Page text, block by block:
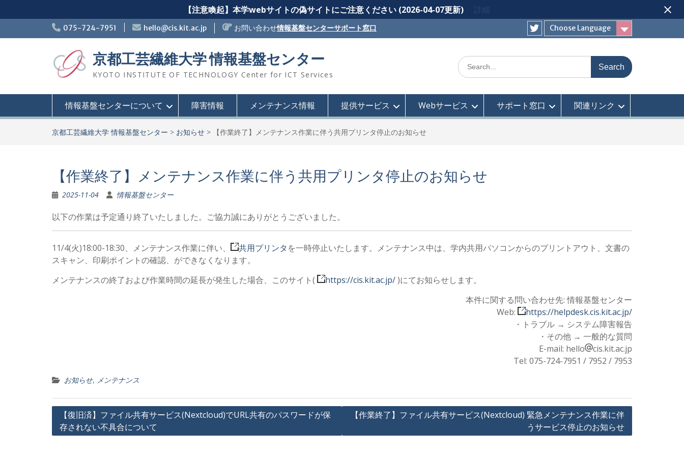
【注意喚起】本学webサイトの偽サイトにご注意ください (2026-04-07更新) 詳細
075-724-7951 hello@cis.kit.ac.jp お問い合わせ情報基盤センターサポート窓口
Choose Language
Twitter
京都工芸繊維大学 情報基盤センター
KYOTO INSTITUTE OF TECHNOLOGY Center for ICT Services
Search
for:
情報基盤センターについて 障害情報 メンテナンス情報 提供サービス Webサービス サポート窓口 関連リンク
京都工芸繊維大学 情報基盤センター > お知らせ > 【作業終了】メンテナンス作業に伴う共用プリンタ停止のお知らせ
【作業終了】メンテナンス作業に伴う共用プリンタ停止のお知らせ
2025-11-04 情報基盤センター
以下の作業は予定通り終了いたしました。ご協力誠にありがとうございました。
11/4(火)18:00-18:30、メンテナンス作業に伴い、 共用プリンタを一時停止いたします。メンテナンス中は、学内共用パソコンからのプリントアウト、文書の
スキャン、印刷ポイントの確認、ができなくなります。
メンテナンスの終了および作業時間の延長が発生した場合、このサイト(
https://cis.kit.ac.jp/)にてお知らせします。
本件に関する問い合わせ先: 情報基盤センター
Web:
https://helpdesk.cis.kit.ac.jp/
・トラブル → システム障害報告
・その他 → 一般的な質問
E-mail: hello
cis.kit.ac.jp
Tel: 075-724-7951 / 7952 / 7953
お知らせ, メンテナンス
稿
【復旧済】ファイル共有サービス(Nextcloud)でURL共有のパスワードが保
存されない不具合について
【作業終了】ファイル共有サービス(Nextcloud) 緊急メンテナンス作業に伴
うサービス停止のお知らせ